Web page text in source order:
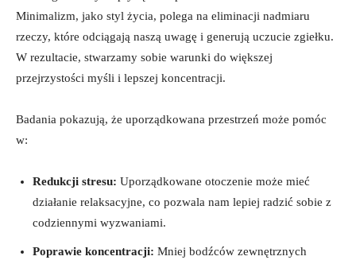
Minimalizm, jako styl ​życia, polega na eliminacji nadmiaru
rzeczy, które ‍odciągają​ naszą uwagę ‌i generują uczucie zgiełku.
W rezultacie, stwarzamy sobie warunki do większej
przejrzystości myśli i⁤ lepszej koncentracji.
Badania pokazują, że ⁣uporządkowana przestrzeń⁣ może pomóc
w:
Redukcji⁤ stresu: Uporządkowane otoczenie ⁤może​ mieć
działanie⁣ relaksacyjne,⁣ co pozwala nam lepiej radzić sobie z
codziennymi⁢ wyzwaniami.
Poprawie koncentracji: Mniej⁤ bodźców zewnętrznych